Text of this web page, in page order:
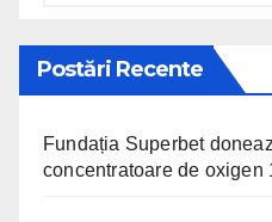
Postări Recente
Fundația Superbet
concentratoare de oxigen